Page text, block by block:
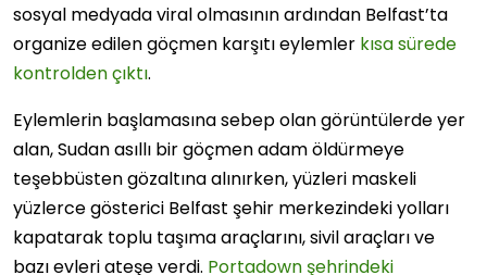
sosyal medyada viral olmasının ardından Belfast’ta
organize edilen göçmen karşıtı eylemler kısa sürede
kontrolden çıktı.
Eylemlerin başlamasına sebep olan görüntülerde yer
alan, Sudan asıllı bir göçmen adam öldürmeye
teşebbüsten gözaltına alınırken, yüzleri maskeli
yüzlerce gösterici Belfast şehir merkezindeki yolları
kapatarak toplu taşıma araçlarını, sivil araçları ve
bazı evleri ateşe verdi. Portadown şehrindeki